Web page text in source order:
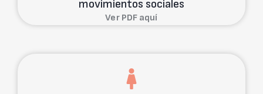
movimientos sociales
Ver PDF aquí